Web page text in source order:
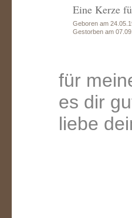
Eine Kerze
Geboren am
Gestorben am
für
es dir
liebe